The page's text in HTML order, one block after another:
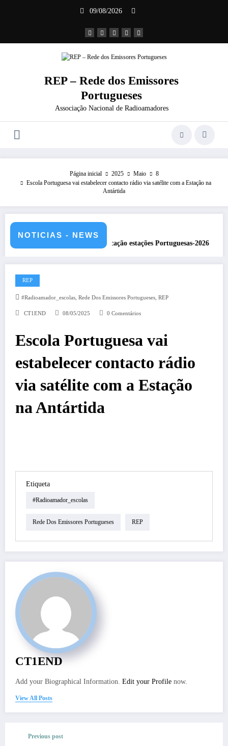
09/08/2026
REP – Rede dos Emissores
Portugueses
Associação Nacional de Radioamadores
Página inicial 2025 Maio
8
Escola Portuguesa vai estabelecer contacto rádio via satélite com a Estação na
Antártida
NOTICIAS - NEWS
DXCC – Classificação estações Portuguesas-2026
REP
#radioamador_escolas, Rede Dos Emissores Portugueses, REP
CT1END 08/05/2025 0 Comentários
Escola Portuguesa vai
estabelecer contacto rádio
via satélite com a Estação
na Antártida
Etiqueta
#radioamador_escolas
Rede Dos Emissores Portugueses REP
CT1END
Add your Biographical Information. Edit your Profile now.
View All Posts
Previous post